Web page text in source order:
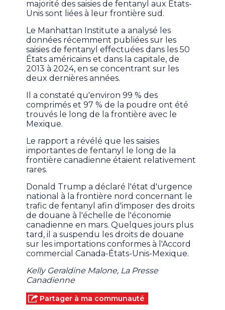
majorité des saisies de fentanyl aux États-
Unis sont liées à leur frontière sud.
Le Manhattan Institute a analysé les
données récemment publiées sur les
saisies de fentanyl effectuées dans les 50
États américains et dans la capitale, de
2013 à 2024, en se concentrant sur les
deux dernières années.
Il a constaté qu'environ 99 % des
comprimés et 97 % de la poudre ont été
trouvés le long de la frontière avec le
Mexique.
Le rapport a révélé que les saisies
importantes de fentanyl le long de la
frontière canadienne étaient relativement
rares.
Donald Trump a déclaré l'état d'urgence
national à la frontière nord concernant le
trafic de fentanyl afin d'imposer des droits
de douane à l'échelle de l'économie
canadienne en mars. Quelques jours plus
tard, il a suspendu les droits de douane
sur les importations conformes à l'Accord
commercial Canada-États-Unis-Mexique.
Kelly Geraldine Malone, La Presse
Canadienne
Partager à ma communauté